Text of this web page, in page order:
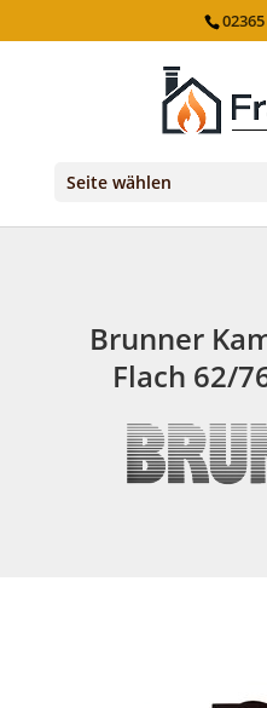
Seite wählen
Brunner
Flach 62/